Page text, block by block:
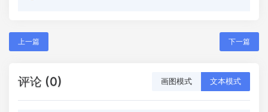
上一篇 下一篇
评论 (0) 画图模式 文本模式